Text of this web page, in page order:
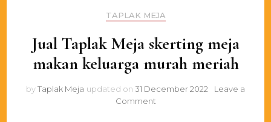
TAPLAK MEJA
Jual Taplak Meja skerting meja
makan keluarga murah meriah
byTaplak Meja updated on 31 December 2022
Leave a
Commenton